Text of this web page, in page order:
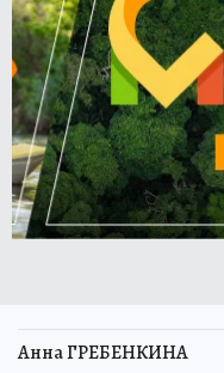
Анна ГРЕБЕНКИНА